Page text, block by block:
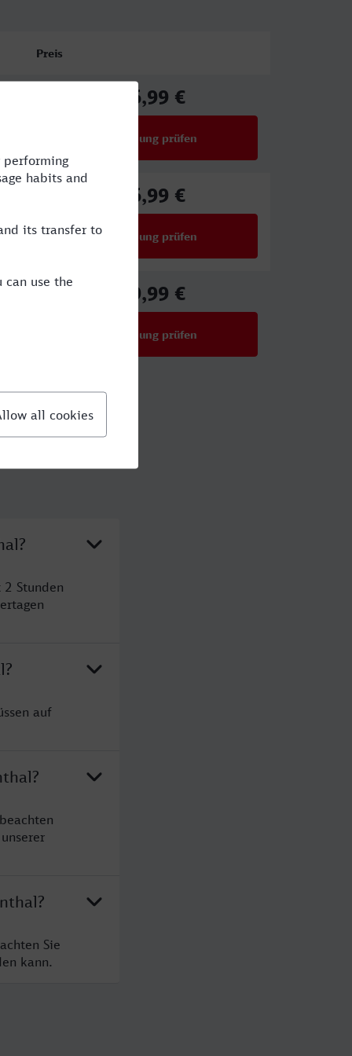
Preis
46,99 €
Verbindung prüfen
56,99 €
Verbindung prüfen
39,99 €
Verbindung prüfen
Stunden
auf
Sie
kann.